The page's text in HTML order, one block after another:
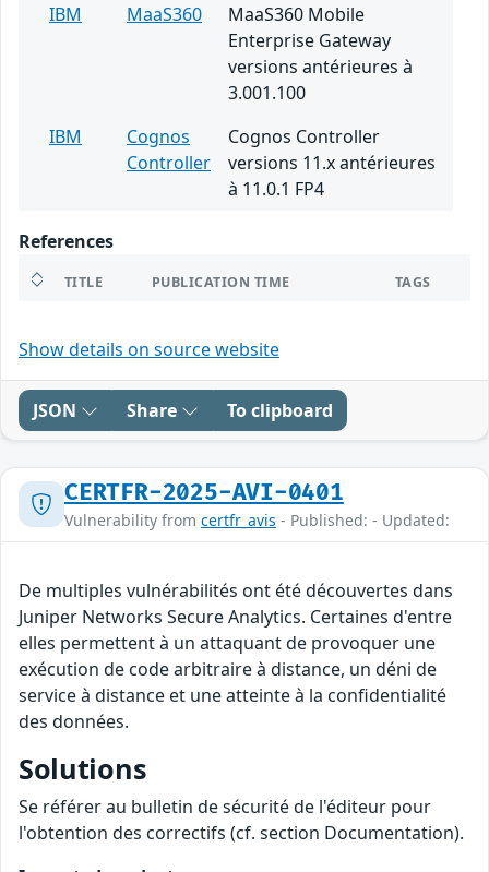
IBM
MaaS360
MaaS360 Mobile
Enterprise Gateway
versions antérieures à
3.001.100
IBM
Cognos
Controller
Cognos Controller
versions 11.x antérieures
à 11.0.1 FP4
References
TITLE PUBLICATION TIME TAGS
Show details on source website
JSON Share To clipboard
CERTFR-2025-AVI-0401
Vulnerability from certfr_avis - Published: - Updated:
De multiples vulnérabilités ont été découvertes dans
Juniper Networks Secure Analytics. Certaines d'entre
elles permettent à un attaquant de provoquer une
exécution de code arbitraire à distance, un déni de
service à distance et une atteinte à la confidentialité
des données.
Solutions
Se référer au bulletin de sécurité de l'éditeur pour
l'obtention des correctifs (cf. section Documentation).